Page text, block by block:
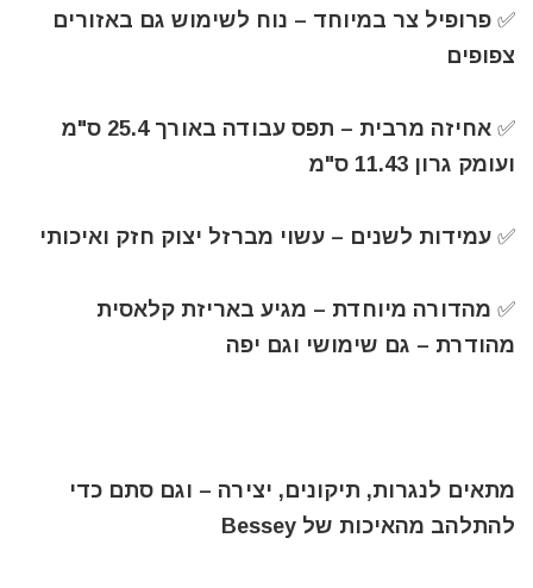
✅️ פרופיל צר במיוחד – נוח לשימוש גם באזורים
צפופים
✅️ אחיזה מרבית – תפס עבודה באורך 25.4 ס"מ
ועומק גרון 11.43 ס"מ
✅️ עמידות לשנים – עשוי מברזל יצוק חזק ואיכותי
✅️ מהדורה מיוחדת – מגיע באריזת קלאסית
מהודרת – גם שימושי וגם יפה
מתאים לנגרות, תיקונים, יצירה – וגם סתם כדי
להתלהב מהאיכות של Bessey